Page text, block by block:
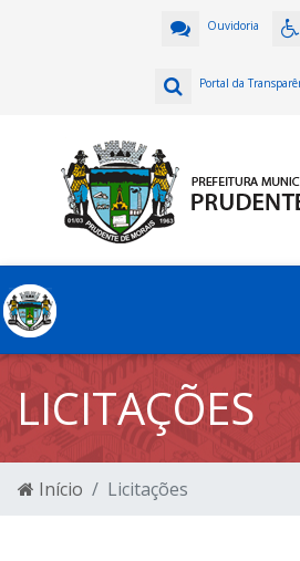
Ouvidoria
Portal da
LICITAÇÕES
Início Licitações